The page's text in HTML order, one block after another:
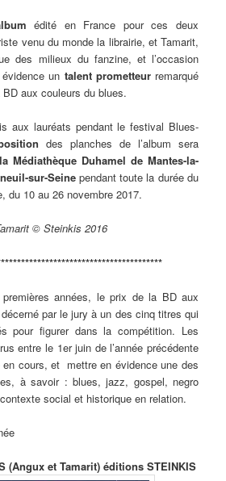
édité en France pour ces deux
venu du monde la librairie, et Tamarit,
des milieux du fanzine, et l’occasion
un talent prometteurremarqué
aux couleurs du blues.
aux lauréats pendant le festival Blues-
des planches de l’album sera
Médiathèque Duhamel de Mantes-la-
sur-Seinependant toute la durée du
du 10 au 26 novembre 2017.
© Steinkis 2016
années, le prix de la BD aux
par le jury à un des cinq titres qui
pour figurer dans la compétition. Les
entre le 1er juin de l’année précédente
en cours, et mettre en évidence une des
à savoir : blues, jazz, gospel, negro
social et historique en relation.
(Angux et Tamarit) éditions STEINKIS